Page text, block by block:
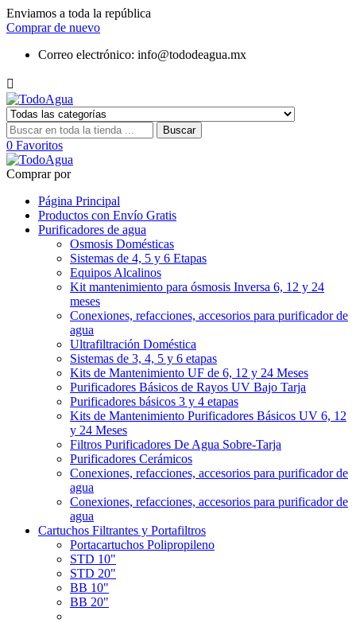
Enviamos a toda la república
Comprar de nuevo
Correo electrónico: info@tododeagua.mx

Buscar
0 Favoritos
Comprar por
Página Principal
Productos con Envío Gratis
Purificadores de agua
Osmosis Domésticas
Sistemas de 4, 5 y 6 Etapas
Equipos Alcalinos
Kit mantenimiento para ósmosis Inversa 6, 12 y 24
meses
Conexiones, refacciones, accesorios para purificador de
agua
Ultrafiltración Doméstica
Sistemas de 3, 4, 5 y 6 etapas
Kits de Mantenimiento UF de 6, 12 y 24 Meses
Purificadores Básicos de Rayos UV Bajo Tarja
Purificadores básicos 3 y 4 etapas
Kits de Mantenimiento Purificadores Básicos UV 6, 12
y 24 Meses
Filtros Purificadores De Agua Sobre-Tarja
Purificadores Cerámicos
Conexiones, refacciones, accesorios para purificador de
agua
Conexiones, refacciones, accesorios para purificador de
agua
Cartuchos Filtrantes y Portafiltros
Portacartuchos Polipropileno
STD 10"
STD 20"
BB 10"
BB 20"